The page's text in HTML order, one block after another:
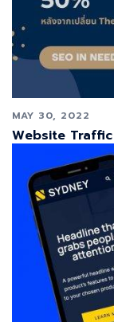
MAY 30, 2022
Website Traffic